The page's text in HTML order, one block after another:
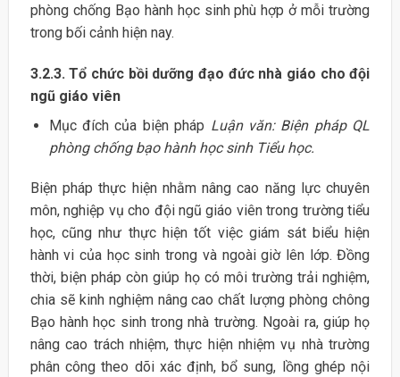
phòng chống Bạo hành học sinh phù hợp ở mỗi trường
trong bối cảnh hiện nay.
3.2.3. Tổ chức bồi dưỡng đạo đức nhà giáo cho đội
ngũ giáo viên
Mục đích của biện pháp Luận văn: Biện pháp QL
phòng chống bạo hành học sinh Tiểu học.
Biện pháp thực hiện nhằm nâng cao năng lực chuyên
môn, nghiệp vụ cho đội ngũ giáo viên trong trường tiểu
học, cũng như thực hiện tốt việc giám sát biểu hiện
hành vi của học sinh trong và ngoài giờ lên lớp. Đồng
thời, biện pháp còn giúp họ có môi trường trải nghiệm,
chia sẽ kinh nghiệm nâng cao chất lượng phòng chông
Bạo hành học sinh trong nhà trường. Ngoài ra, giúp họ
nâng cao trách nhiệm, thực hiện nhiệm vụ nhà trường
phân công theo dõi xác định, bổ sung, lồng ghép nội